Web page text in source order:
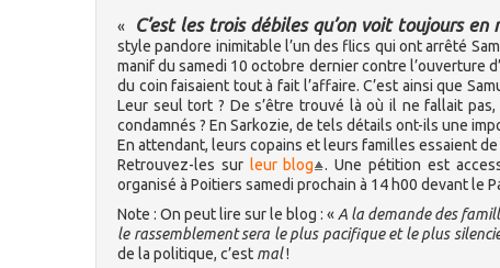
« C’est les trois débiles qu’on voit toujours
style pandore inimitable l’un des flics qui ont arrêté
manif du samedi 10 octobre dernier contre l’ouverture
du coin faisaient tout à fait l’affaire. C’est ainsi que
Leur seul tort ? De s’être trouvé là où il ne fallait
condamnés ? En Sarkozie, de tels détails ont-ils une
En attendant, leurs copains et leurs familles essaient
Retrouvez-les sur leur blog
. Une pétition est
organisé à Poitiers samedi prochain à 14 h00 devant le
Note : On peut lire sur le blog : « A la demande des
le rassemblement sera le plus pacifique et le plus
de la politique, c’est mal!